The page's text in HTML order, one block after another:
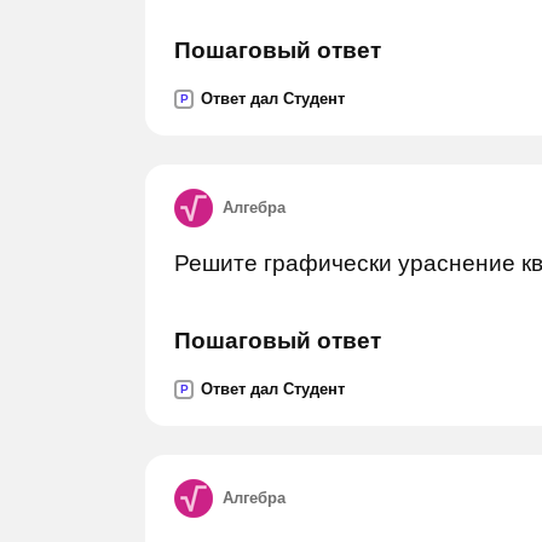
Пошаговый ответ
P Ответ дал Студент
Алгебра
Решите графически ураснение
Пошаговый ответ
P Ответ дал Студент
Алгебра